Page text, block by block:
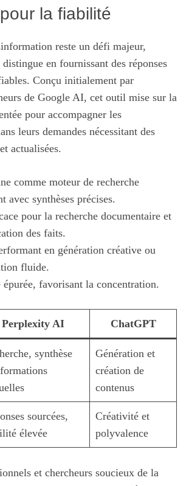
la fiabilité
reste un défi majeur,
en fournissant des réponses
Conçu initialement par
de Google AI, cet outil mise sur la
pour accompagner les
leurs demandes nécessitant des
actualisées.
comme moteur de recherche
avec synthèses précises.
pour la recherche documentaire et
des faits.
en génération créative ou
fluide.
épurée, favorisant la concentration.
Perplexity AI ChatGPT
synthèse
Génération et
création de
contenus
sourcées,
élevée
Créativité et
polyvalence
et chercheurs soucieux de la